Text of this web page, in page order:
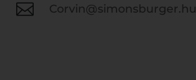
 Corvin@simonsburger.hu